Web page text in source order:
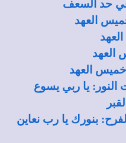
حد السعف
العهد
العهد
العهد
النور: يا ربي يسوع
بنورك يا رب نعاين